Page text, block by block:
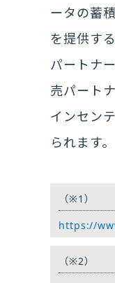
ータの蓄
を提供す
パートナ
売パート
インセン
られます。
（※1）
https://
（※2）